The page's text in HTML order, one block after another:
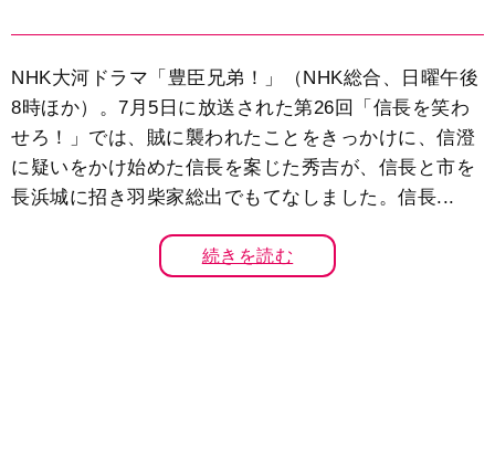
NHK大河ドラマ「豊臣兄弟！」（NHK総合、日曜午後
8時ほか）。7月5日に放送された第26回「信長を笑わ
せろ！」では、賊に襲われたことをきっかけに、信澄
に疑いをかけ始めた信長を案じた秀吉が、信長と市を
長浜城に招き羽柴家総出でもてなしました。信長...
続きを読む